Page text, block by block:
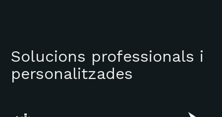
Solucions professionals i
personalitzades